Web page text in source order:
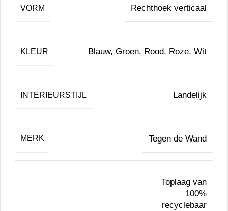
VORM Rechthoek verticaal
KLEUR Blauw, Groen, Rood, Roze, Wit
INTERIEURSTIJL Landelijk
MERK Tegen de Wand
Toplaag van
100%
recyclebaar